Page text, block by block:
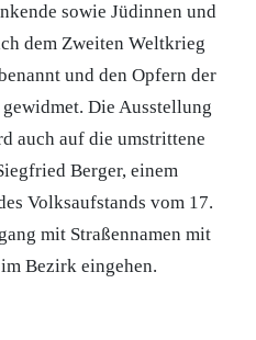
sowie Jüdinnen und
dem Zweiten Weltkrieg
und den Opfern der
Die Ausstellung
auch auf die umstrittene
Berger, einem
Volksaufstands vom 17.
mit Straßennamen mit
Bezirk eingehen.